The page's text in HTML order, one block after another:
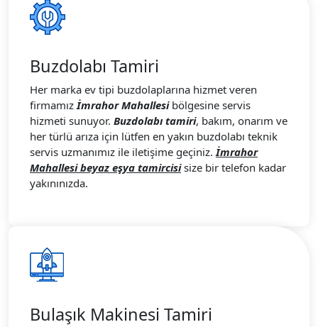
Buzdolabı Tamiri
Her marka ev tipi buzdolaplarına hizmet veren
firmamızİmrahor Mahallesibölgesine servis
hizmeti sunuyor. Buzdolabı tamiri, bakım, onarım ve
her türlü arıza için lütfen en yakın buzdolabı teknik
servis uzmanımız ile iletişime geçiniz.İmrahor
Mahallesi beyaz eşya tamircisisize bir telefon kadar
yakınınızda.
Bulaşık Makinesi Tamiri